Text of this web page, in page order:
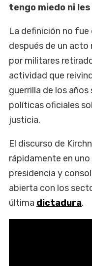
tengo miedo ni
La definición no fue
después de un acto
por militares
actividad que
guerrilla de los
políticas oficiales
justicia.
El discurso de
rápidamente en
presidencia y
abierta con los
última dictadura.